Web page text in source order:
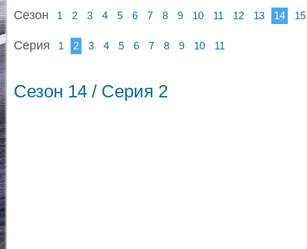
Сезон 1 2 3 4 5 6 7 8 9 10 11 12 13 14 15
Серия 1 2 3 4 5 6 7 8 9 10 11
Сезон 14 / Cерия 2